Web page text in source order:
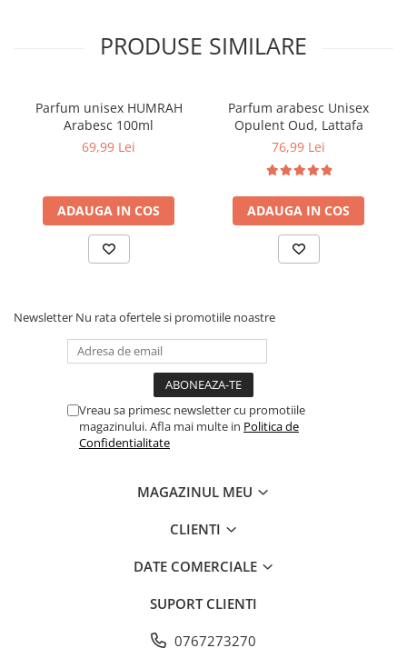
PRODUSE SIMILARE
Parfum unisex HUMRAH
Arabesc 100ml
69,99 Lei
ADAUGA IN COS
Parfum arabesc Unisex
Opulent Oud, Lattafa
76,99 Lei
ADAUGA IN COS
Newsletter Nu rata ofertele si promotiile noastre
Vreau sa primesc newsletter cu promotiile
magazinului. Afla mai multe in Politica de
Confidentialitate
MAGAZINUL MEU
CLIENTI
DATE COMERCIALE
SUPORT CLIENTI
0767273270